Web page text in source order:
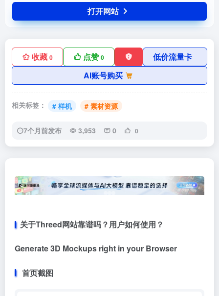
打开网站
收藏 0 点赞0
低价流量卡
AI账号购买
相关标签： # 样机 # 素材资源
7个月前发布 3,953 0 0
关于Threed网站靠谱吗？用户如何使用？
Generate 3D Mockups right in your Browser
首页截图